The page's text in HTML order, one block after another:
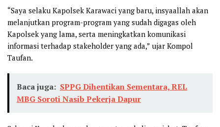
“Saya selaku Kapolsek Karawaci yang baru, insyaallah akan
melanjutkan program-program yang sudah digagas oleh
Kapolsek yang lama, serta meningkatkan komunikasi
informasi terhadap stakeholder yang ada,” ujar Kompol
Taufan.
Baca juga: SPPG Dihentikan Sementara, REL
MBG Soroti Nasib Pekerja Dapur